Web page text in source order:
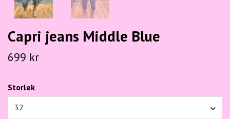
Capri jeans Middle Blue
699 kr
Storlek
32